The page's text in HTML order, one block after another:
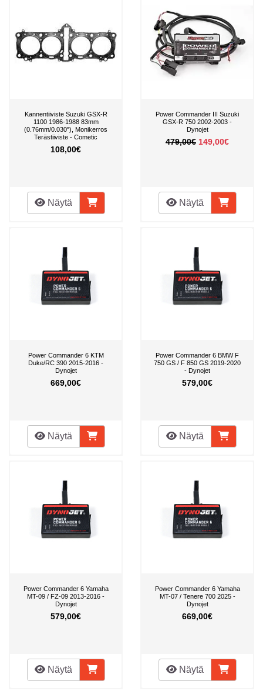
Kannentiiviste Suzuki GSX-R
1100 1986-1988 83mm
(0.76mm/0.030"), Monikerros
Terästiiviste - Cometic
108,00€
Näytä
Power Commander III Suzuki
GSX-R 750 2002-2003 -
Dynojet
479,00€ 149,00€
Näytä
Power Commander 6 KTM
Duke/RC 390 2015-2016 -
Dynojet
669,00€
Näytä
Power Commander 6 BMW F
750 GS / F 850 GS 2019-2020
- Dynojet
579,00€
Näytä
Power Commander 6 Yamaha
MT-09 / FZ-09 2013-2016 -
Dynojet
579,00€
Näytä
Power Commander 6 Yamaha
MT-07 / Tenere 700 2025 -
Dynojet
669,00€
Näytä